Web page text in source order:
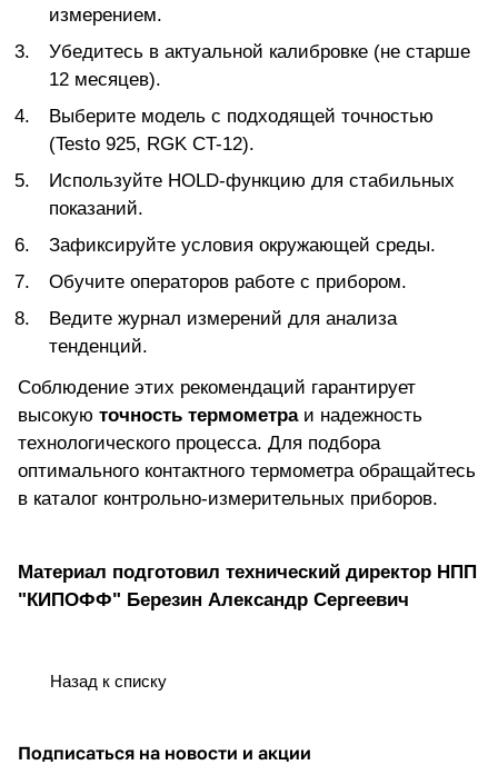
измерением.
Убедитесь в актуальной калибровке (не старше
12 месяцев).
Выберите модель с подходящей точностью
(Testo 925, RGK CT-12).
Используйте HOLD-функцию для стабильных
показаний.
Зафиксируйте условия окружающей среды.
Обучите операторов работе с прибором.
Ведите журнал измерений для анализа
тенденций.
Соблюдение этих рекомендаций гарантирует
высокую точность термометраи надежность
технологического процесса. Для подбора
оптимального контактного термометра обращайтесь
в каталог контрольно-измерительных приборов.
Материал подготовил технический директор НПП
"КИПОФФ" Березин Александр Сергеевич
Назад к списку
Подписаться на новости и акции